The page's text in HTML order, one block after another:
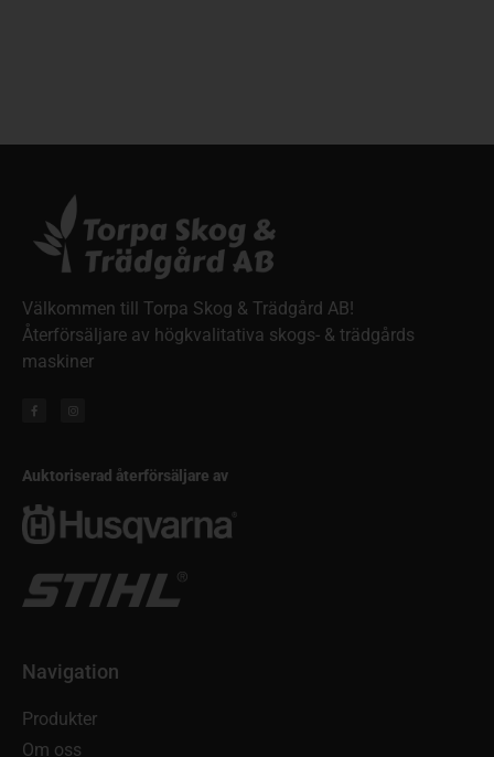
Välkommen till Torpa Skog & Trädgård AB!
Återförsäljare av högkvalitativa skogs- & trädgårds
maskiner
Auktoriserad återförsäljare av
Navigation
Produkter
Om oss